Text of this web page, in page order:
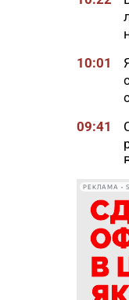
10:01
09:41
09:20
09:00
РЕКЛАМА •